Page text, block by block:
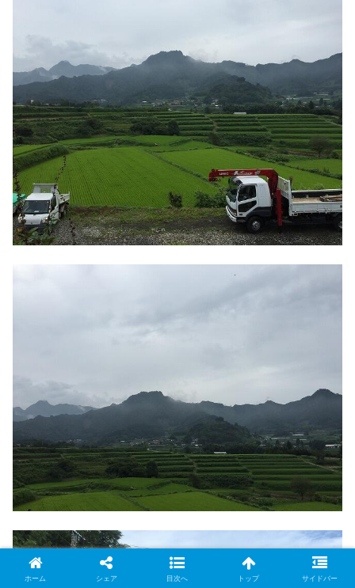
ホーム シェア 目次へ トップ サイドバー